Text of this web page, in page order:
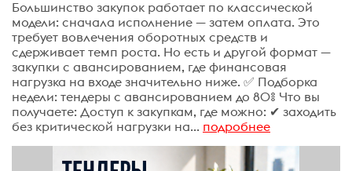
Большинство закупок работает по классической
модели: сначала исполнение — затем оплата. Это
требует вовлечения оборотных средств и
сдерживает темп роста. Но есть и другой формат —
закупки с авансированием, где финансовая
нагрузка на входе значительно ниже. ✅ Подборка
недели: тендеры с авансированием до 80% Что вы
получаете: Доступ к закупкам, где можно: ✔ заходить
без критической нагрузки на... подробнее